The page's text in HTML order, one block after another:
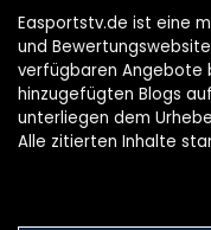
Easportstv.de ist eine
und
verfügbaren Angebote
hinzugefügten Blogs
unterliegen dem
Alle zitierten Inhalte